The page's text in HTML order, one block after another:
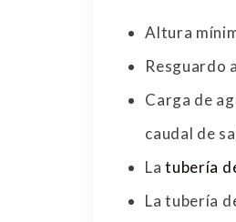
Altura
Resguardo
Carga de
caudal de
Latubería
La tubería